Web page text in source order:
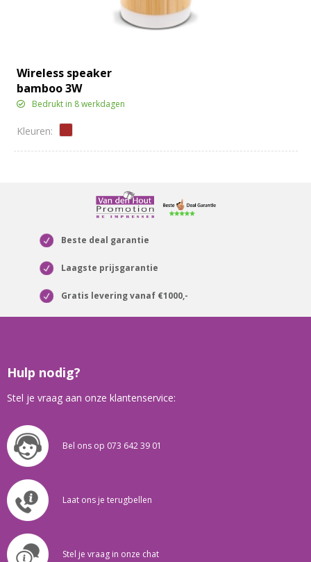
Wireless speaker
bamboo 3W
Bedrukt in 8 werkdagen
Beste deal garantie
Laagste prijsgarantie
Gratis levering vanaf €1000,-
Hulp nodig?
Stel je vraag aan onze klantenservice:
Bel ons op 073 642 39 01
Laat ons je terugbellen
Stel je vraag in onze chat